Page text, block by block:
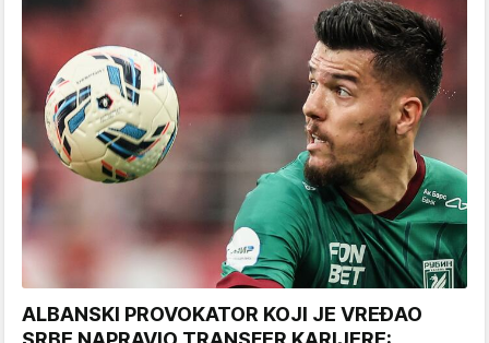
ALBANSKI PROVOKATOR KOJI JE VREĐAO